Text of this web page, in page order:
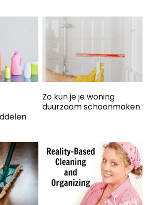
Zo kun je je woning
duurzaam schoonmaken